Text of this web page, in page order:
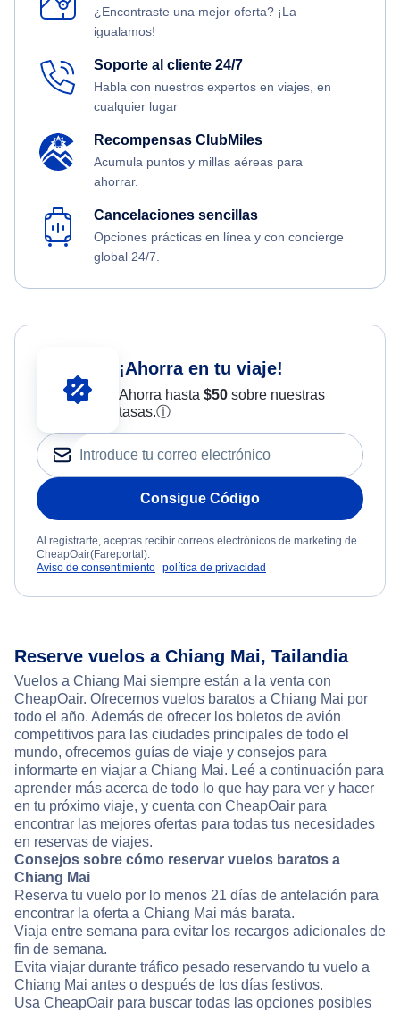
¿Encontraste una mejor oferta? ¡La
igualamos!
Soporte al cliente 24/7
Habla con nuestros expertos en viajes, en
cualquier lugar
Recompensas ClubMiles
Acumula puntos y millas aéreas para
ahorrar.
Cancelaciones sencillas
Opciones prácticas en línea y con concierge
global 24/7.
¡Ahorra en tu viaje!
Ahorra hasta $50sobre nuestras
tasas.ⓘ
Consigue Código
Al registrarte, aceptas recibir correos electrónicos de marketing de
CheapOair(Fareportal).
Aviso de consentimiento política de privacidad
Reserve vuelos a Chiang Mai, Tailandia
Vuelos a Chiang Mai siempre están a la venta con
CheapOair. Ofrecemos vuelos baratos a Chiang Mai por
todo el año. Además de ofrecer los boletos de avión
competitivos para las ciudades principales de todo el
mundo, ofrecemos guías de viaje y consejos para
informarte en viajar a Chiang Mai. Leé a continuación para
aprender más acerca de todo lo que hay para ver y hacer
en tu próximo viaje, y cuenta con CheapOair para
encontrar las mejores ofertas para todas tus necesidades
en reservas de viajes.
Consejos sobre cómo reservar vuelos baratos a
Chiang Mai
Reserva tu vuelo por lo menos 21 días de antelación para
encontrar la oferta a Chiang Mai más barata.
Viaja entre semana para evitar los recargos adicionales de
fin de semana.
Evita viajar durante tráfico pesado reservando tu vuelo a
Chiang Mai antes o después de los días festivos.
Usa CheapOair para buscar todas las opciones posibles